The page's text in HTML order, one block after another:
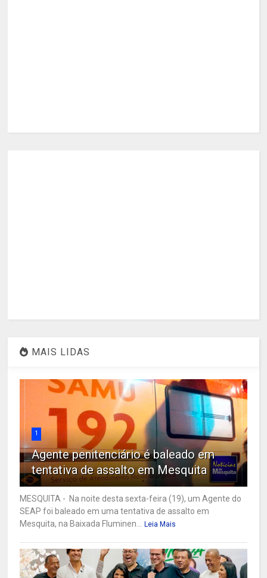
MAIS LIDAS
1
Agente penitenciário é baleado em
tentativa de assalto em Mesquita
MESQUITA - Na noite desta sexta-feira (19), um Agente do
SEAP foi baleado em uma tentativa de assalto em
Mesquita, na Baixada Fluminen...
Leia Mais